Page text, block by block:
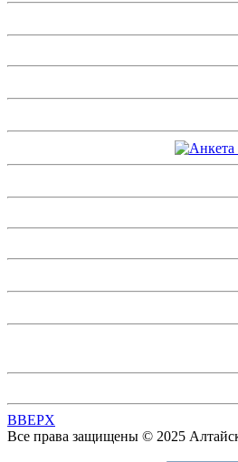
BBEPX
Все права защищены © 2025